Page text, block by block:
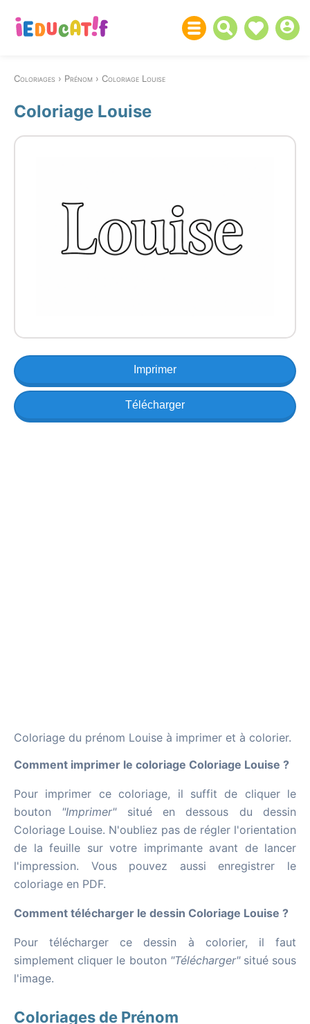
Coloriages Prénom Coloriage Louise
Coloriage Louise
Imprimer
Télécharger
Coloriage du prénom Louise à imprimer et à colorier.
Comment imprimer le coloriage Coloriage Louise ?
Pour imprimer ce coloriage, il suffit de cliquer le
bouton "Imprimer"situé en dessous du dessin
Coloriage Louise. N'oubliez pas de régler l'orientation
de la feuille sur votre imprimante avant de lancer
l'impression. Vous pouvez aussi enregistrer le
coloriage en PDF.
Comment télécharger le dessin Coloriage Louise ?
Pour télécharger ce dessin à colorier, il faut
simplement cliquer le bouton "Télécharger"situé sous
l'image.
Coloriages de Prénom